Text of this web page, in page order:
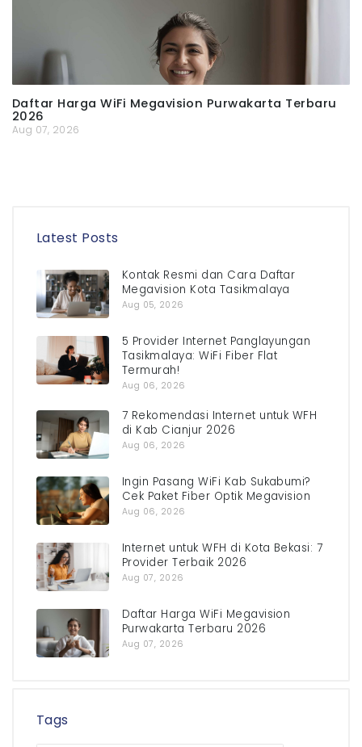
Daftar Harga WiFi Megavision Purwakarta Terbaru
2026
Aug 07, 2026
Latest Posts
Kontak Resmi dan Cara Daftar
Megavision Kota Tasikmalaya
Aug 05, 2026
5 Provider Internet Panglayungan
Tasikmalaya: WiFi Fiber Flat
Termurah!
Aug 06, 2026
7 Rekomendasi Internet untuk WFH
di Kab Cianjur 2026
Aug 06, 2026
Ingin Pasang WiFi Kab Sukabumi?
Cek Paket Fiber Optik Megavision
Aug 06, 2026
Internet untuk WFH di Kota Bekasi: 7
Provider Terbaik 2026
Aug 07, 2026
Daftar Harga WiFi Megavision
Purwakarta Terbaru 2026
Aug 07, 2026
Tags